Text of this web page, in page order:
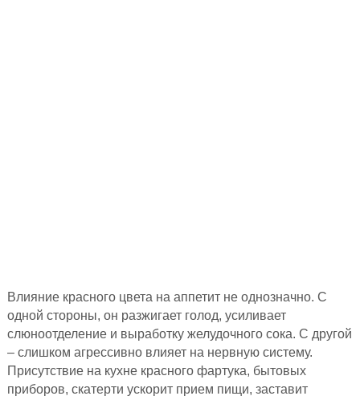
Влияние красного цвета на аппетит не однозначно. С
одной стороны, он разжигает голод, усиливает
слюноотделение и выработку желудочного сока. С другой
– слишком агрессивно влияет на нервную систему.
Присутствие на кухне красного фартука, бытовых
приборов, скатерти ускорит прием пищи, заставит